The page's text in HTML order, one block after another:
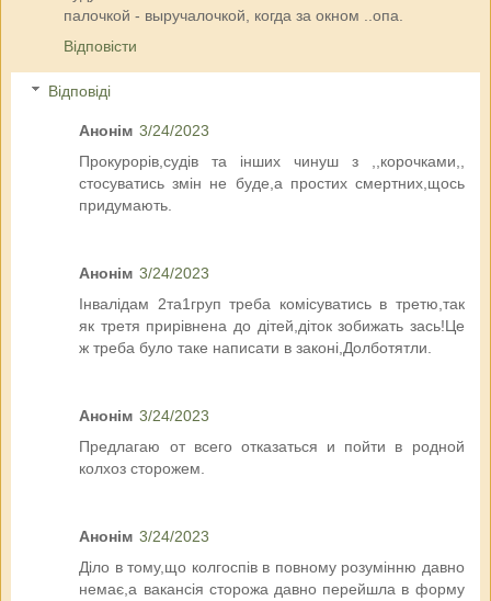
палочкой - выручалочкой, когда за окном ..опа.
Відповісти
Відповіді
Анонім 3/24/2023
Прокурорів,судів та інших чинуш з ,,корочками,,
стосуватись змін не буде,а простих смертних,щось
придумають.
Анонім 3/24/2023
Інвалідам 2та1груп треба комісуватись в третю,так
як третя прирівнена до дітей,діток зобижать зась!Це
ж треба було таке написати в законі,Долботятли.
Анонім 3/24/2023
Предлагаю от всего отказаться и пойти в родной
колхоз сторожем.
Анонім 3/24/2023
Діло в тому,що колгоспів в повному розумінню давно
немає,а вакансія сторожа давно перейшла в форму